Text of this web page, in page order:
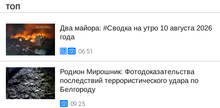
ТОП
Два майора: #Сводка на утро 10 августа 2026
года
06:51
Родион Мирошник: Фотодоказательства
последствий террористического удара по
Белгороду
09:25